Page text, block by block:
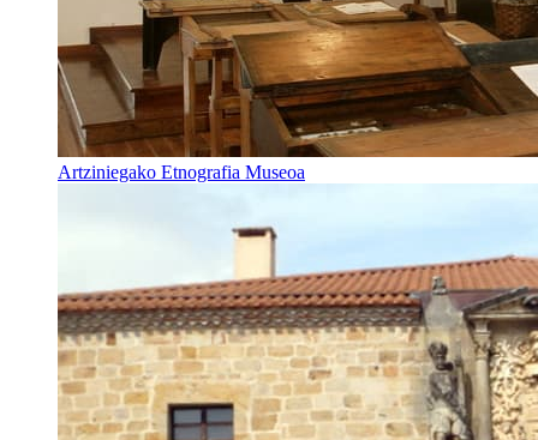
Artziniegako Etnografia Museoa